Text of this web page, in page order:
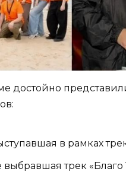
достойно
в рамках
трек «Благо